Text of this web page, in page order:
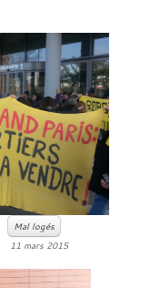
Mal logés
11 mars 2015